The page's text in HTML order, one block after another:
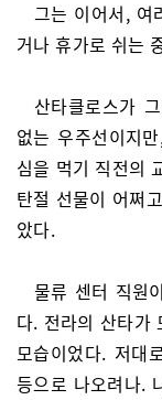
그는 이어서, 여
거나 휴가로 쉬는
산타클로스가
없는 우주선이지
심을 먹기 직전의
탄절 선물이 어쩌
았다.
물류 센터 직원
다. 전라의 산타가
모습이었다. 저대
등으로 나오려나.